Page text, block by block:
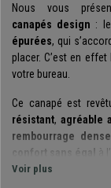
Nous vous
canapés design :
épurées, qui
placer. C’est en
votre bureau.
Ce canapé est
résistant,agréable
rembourrage dense
confort sans égal à
Voir plus